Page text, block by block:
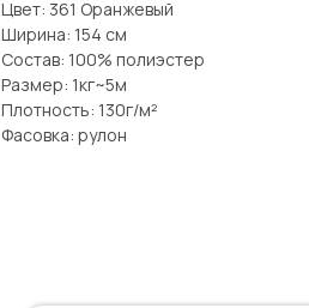
Цвет: 361 Оранжевый
Ширина: 154 см
Состав: 100% полиэстер
Размер: 1кг~5м
Плотность: 130г/м²
Фасовка: рулон